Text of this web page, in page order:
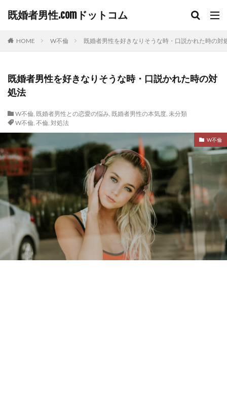
既婚者男性.comドットコム
HOME W不倫 既婚者男性を好きなりそうな時・口説かれた時の対
既婚者男性を好きなりそうな時・口説かれた時の対
処法
W不倫, 既婚者男性との恋愛の悩み, 既婚者男性の本気度, 未分類
W不倫, 不倫, 対処法
W不倫